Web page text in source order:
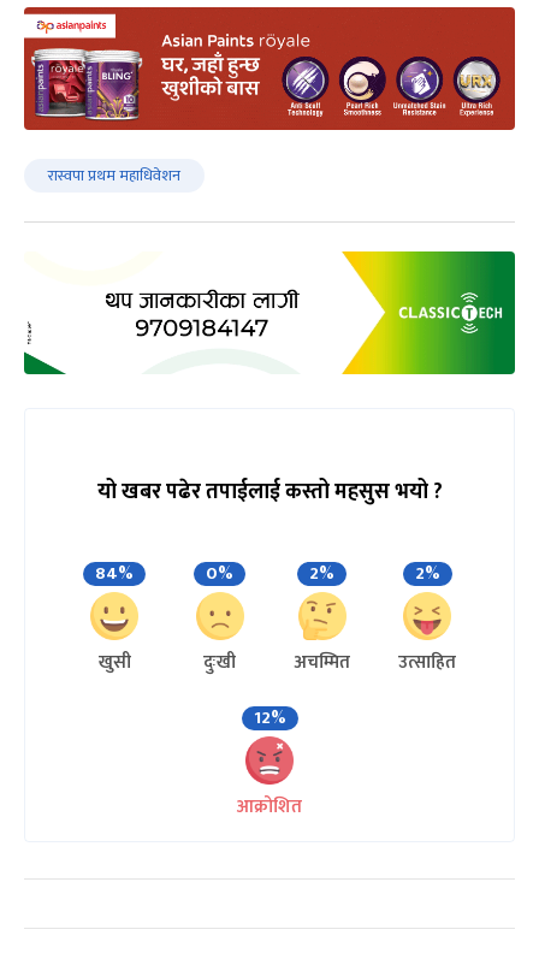
रास्वपा प्रथम महाधिवेशन
यो खबर पढेर तपाईलाई कस्तो महसुस भयो ?
84%
खुसी
0%
दुःखी
2%
अचम्मित
2%
उत्साहित
12%
आक्रोशित